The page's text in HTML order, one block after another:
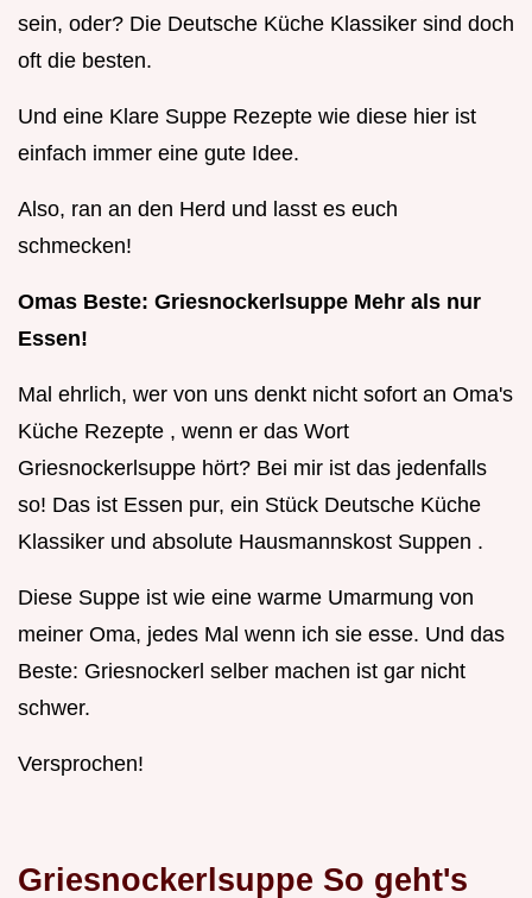
sein, oder? Die Deutsche Küche Klassiker sind doch
oft die besten.
Und eine Klare Suppe Rezepte wie diese hier ist
einfach immer eine gute Idee.
Also, ran an den Herd und lasst es euch
schmecken!
Omas Beste: Griesnockerlsuppe Mehr als nur
Essen!
Mal ehrlich, wer von uns denkt nicht sofort an Oma's
Küche Rezepte , wenn er das Wort
Griesnockerlsuppe hört? Bei mir ist das jedenfalls
so! Das ist Essen pur, ein Stück Deutsche Küche
Klassiker und absolute Hausmannskost Suppen .
Diese Suppe ist wie eine warme Umarmung von
meiner Oma, jedes Mal wenn ich sie esse. Und das
Beste: Griesnockerl selber machen ist gar nicht
schwer.
Versprochen!
Griesnockerlsuppe So geht's